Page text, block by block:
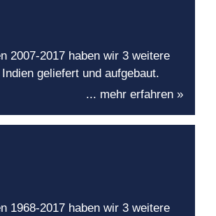
2007-2017 haben wir 3 weitere
geliefert und aufgebaut.
... mehr erfahren »
1968-2017 haben wir 3 weitere